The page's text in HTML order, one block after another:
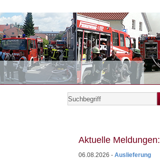
Aktuelle Meldungen:
06.08.2026 - Auslieferung